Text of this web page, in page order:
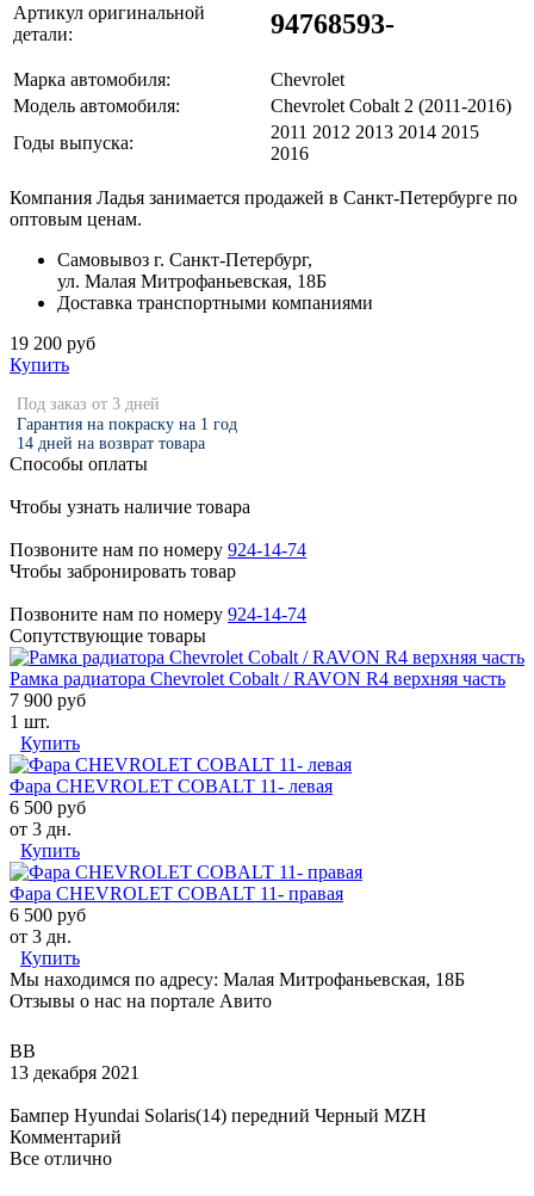
Артикул оригинальной
детали:
94768593-
Марка автомобиля:
Chevrolet
Модель автомобиля:
Chevrolet Cobalt 2 (2011-2016)
Годы выпуска:
2011 2012 2013 2014 2015
2016
Компания Ладья занимается продажей в Санкт-Петербурге по
оптовым ценам.
Самовывоз г. Санкт-Петербург,
ул. Малая Митрофаньевская, 18Б
Доставка транспортными компаниями
19 200 руб
Купить
Под заказ от 3 дней
Гарантия на покраску на 1 год
14 дней на возврат товара
Способы оплаты
Чтобы узнать наличие товара
Позвоните нам по номеру 924-14-74
Чтобы забронировать товар
Позвоните нам по номеру 924-14-74
Сопутствующие товары
Рамка радиатора Chevrolet Cobalt / RAVON R4 верхняя часть
7 900 руб
1 шт.
Купить
Фара CHEVROLET COBALT 11- левая
6 500 руб
от 3 дн.
Купить
Фара CHEVROLET COBALT 11- правая
6 500 руб
от 3 дн.
Купить
Мы находимся по адресу: Малая Митрофаньевская, 18Б
Отзывы о нас на портале Авито
ВВ
13 декабря 2021
Бампер Hyundai Solaris(14) передний Черный MZH
Комментарий
Все отлично